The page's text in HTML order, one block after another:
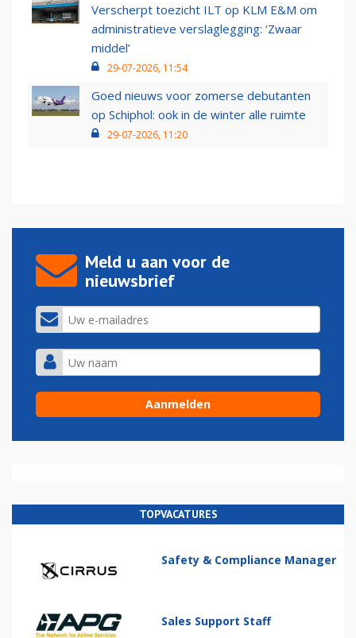
Verscherpt toezicht ILT op KLM E&M om
administratieve verslaglegging: ‘Zwaar
middel’
29-07-2026, 11:54
Goed nieuws voor zomerse debutanten
op Schiphol: ook in de winter alle ruimte
29-07-2026, 11:20
Meld u aan voor de
nieuwsbrief
TOPVACATURES
Safety & Compliance Manager
Sales Support Staff